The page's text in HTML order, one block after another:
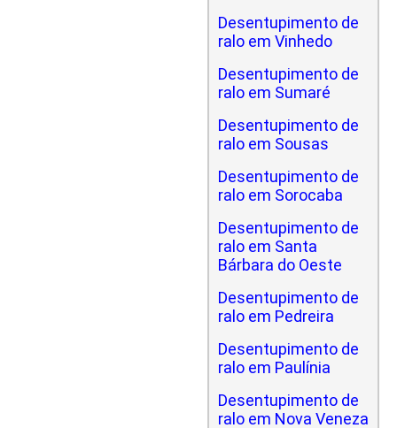
Desentupimento de
ralo em Vinhedo
Desentupimento de
ralo em Sumaré
Desentupimento de
ralo em Sousas
Desentupimento de
ralo em Sorocaba
Desentupimento de
ralo em Santa
Bárbara do Oeste
Desentupimento de
ralo em Pedreira
Desentupimento de
ralo em Paulínia
Desentupimento de
ralo em Nova Veneza